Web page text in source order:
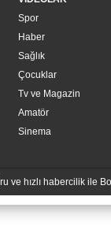
Spor
Haber
Sağlık
Çocuklar
Tv ve Magazin
Amatör
Sinema
ve hızlı habercilik ile